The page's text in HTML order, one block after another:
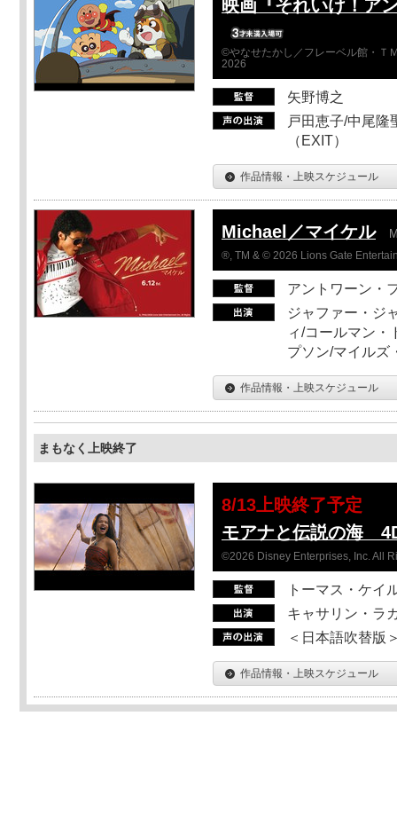
映画『それいけ！ア
©やなせたかし／フレーベル館・Ｔ
2026
矢野博之
戸田恵子/中尾隆
（EXIT）
作品情報・上映スケジュール
Michael／マイケル
®, TM & © 2026 Lions Gate
アントワーン・
ジャファー・ジ
ィ/コールマン・
プソン/マイルズ
作品情報・上映スケジュール
まもなく上映終了
8/13上映終了予定
モアナと伝説の海
©2026 Disney Enterprises, Inc. All
トーマス・ケイ
キャサリン・ラ
＜日本語吹替版
作品情報・上映スケジュール